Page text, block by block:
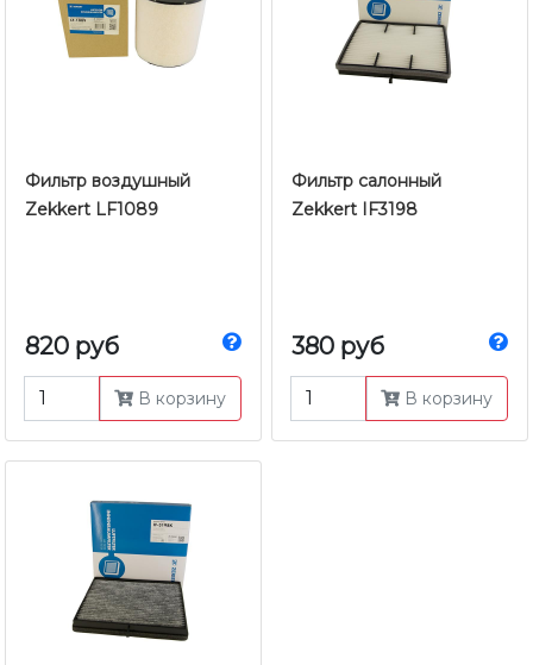
Фильтр воздушный
Zekkert LF1089
820 руб
В корзину
Фильтр салонный
Zekkert IF3198
380 руб
В корзину